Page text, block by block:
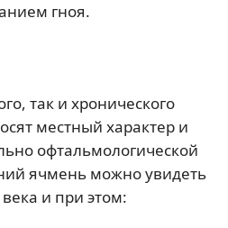
гноя.
так и хронического
местный характер и
офтальмологической
ячмень можно увидеть
и при этом: